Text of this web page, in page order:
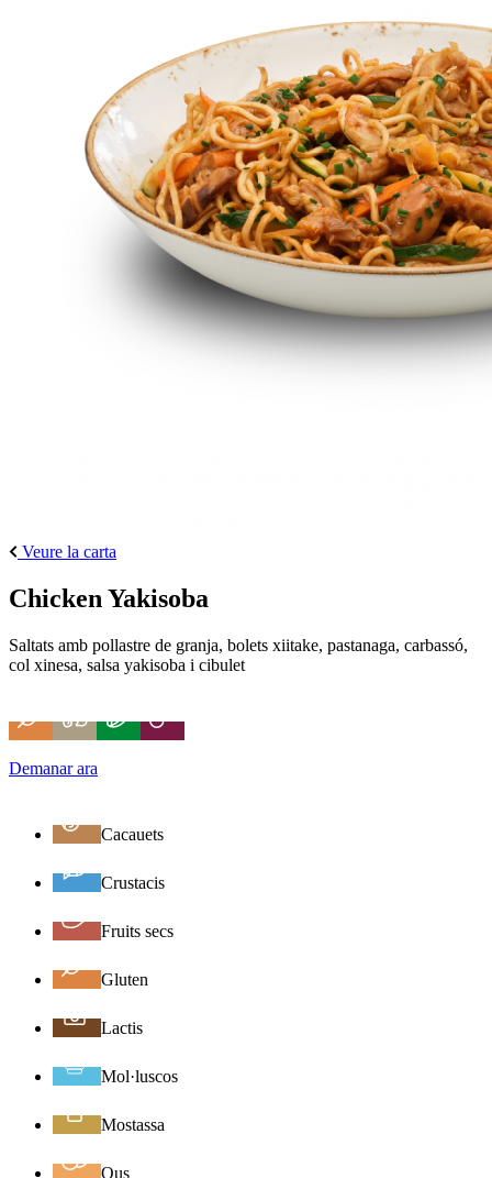
Veure la carta
Chicken Yakisoba
Saltats amb pollastre de granja, bolets xiitake, pastanaga, carbassó,
col xinesa, salsa yakisoba i cibulet
Demanar ara
Cacauets
Crustacis
Fruits secs
Gluten
Lactis
Mol·luscos
Mostassa
Ous